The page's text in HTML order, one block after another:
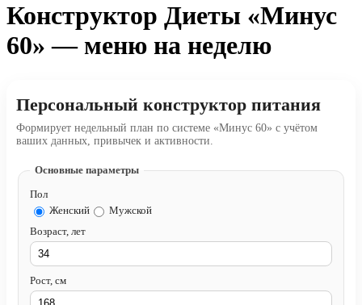
Конструктор Диеты «Минус
60» — меню на неделю
Персональный конструктор питания
Формирует недельный план по системе «Минус 60» с учётом
ваших данных, привычек и активности.
Основные параметры
Пол
Женский
Мужской
Возраст, лет
Рост, см